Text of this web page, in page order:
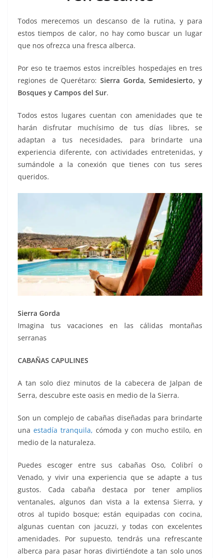
k
Todos merecemos un descanso de la rutina, y para
estos tiempos de calor, no hay como buscar un lugar
que nos ofrezca una fresca alberca.
Por eso te traemos estos increíbles hospedajes en tres
regiones de Querétaro: Sierra Gorda, Semidesierto, y
Bosques y Campos del Sur.
Todos estos lugares cuentan con amenidades que te
harán disfrutar muchísimo de tus días libres, se
adaptan a tus necesidades, para brindarte una
experiencia diferente, con actividades entretenidas, y
sumándole a la conexión que tienes con tus seres
queridos.
Sierra Gorda
Imagina tus vacaciones en las cálidas montañas
serranas
CABAÑAS CAPULINES
A tan solo diez minutos de la cabecera de Jalpan de
Serra, descubre este oasis en medio de la Sierra.
Son un complejo de cabañas diseñadas para brindarte
una estadía tranquila, cómoda y con mucho estilo, en
medio de la naturaleza.
Puedes escoger entre sus cabañas Oso, Colibrí o
Venado, y vivir una experiencia que se adapte a tus
gustos. Cada cabaña destaca por tener amplios
ventanales, algunos dan vista a la extensa Sierra, y
otros al tupido bosque; están equipadas con cocina,
algunas cuentan con jacuzzi, y todas con excelentes
amenidades. Por supuesto, tendrás una refrescante
alberca para pasar horas divirtiéndote a tan solo unos